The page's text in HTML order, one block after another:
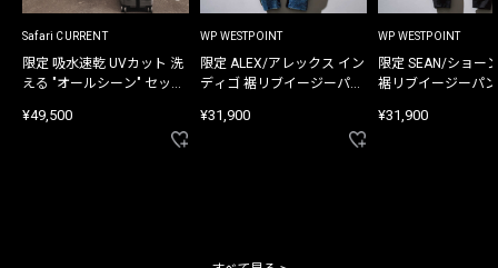
Safari CURRENT
限定 吸水速乾 UVカット 洗
える "オールシーン" セット
¥49,500
WP WESTPOINT
限定 ALEX/アレックス イン
ディゴ 裾リブイージーパン
¥31,900
WP WESTPOINT
限定 SEAN/ショー
裾リブイージーパ
¥31,900